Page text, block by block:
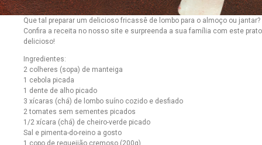
Que tal preparar um delicioso fricassê de lombo para o almoço ou jantar?
Confira a receita no nosso site e surpreenda a sua família com este prato
delicioso!
Ingredientes:
2 colheres (sopa) de manteiga
1 cebola picada
1 dente de alho picado
3 xícaras (chá) de lombo suíno cozido e desfiado
2 tomates sem sementes picados
1/2 xícara (chá) de cheiro-verde picado
Sal e pimenta-do-reino a gosto
1 copo de requeijão cremoso (200g)